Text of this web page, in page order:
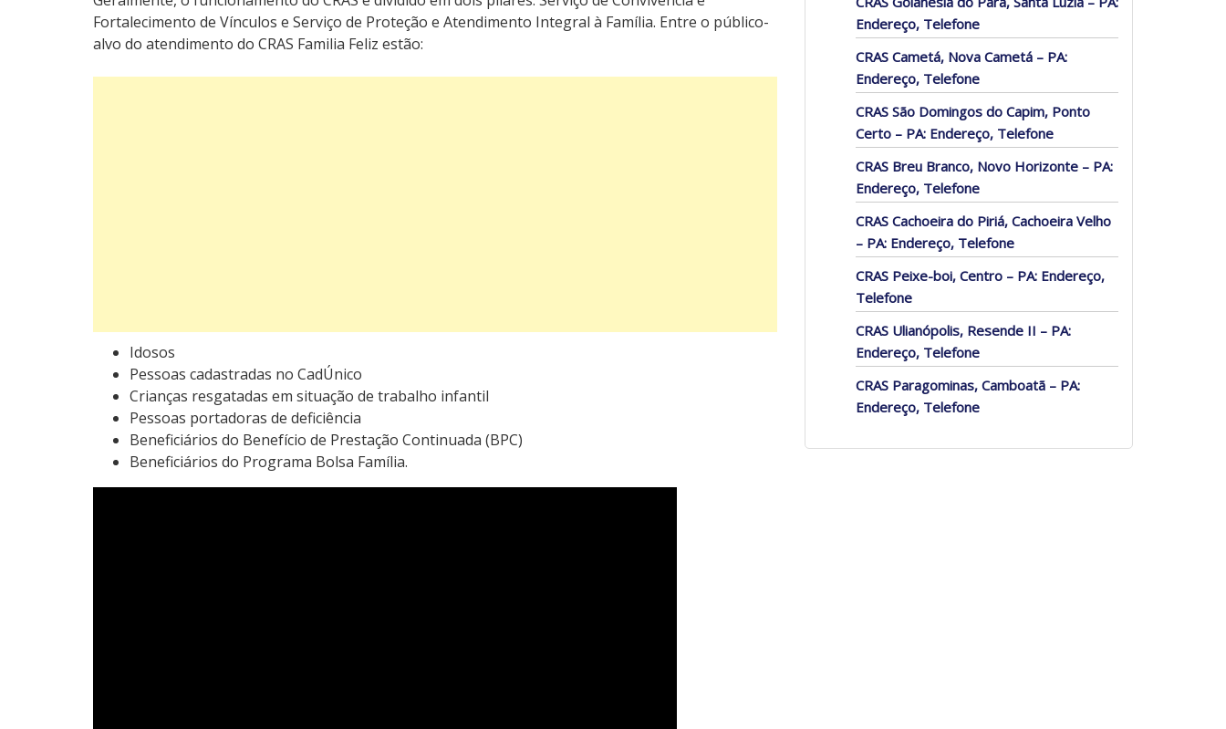
Fortalecimento de Vínculos e Serviço de Proteção e Atendimento Integral à Família. Entre o público-
alvo do atendimento do CRAS Familia Feliz estão:
Idosos
Pessoas cadastradas no CadÚnico
Crianças resgatadas em situação de trabalho infantil
Pessoas portadoras de deficiência
Beneficiários do Benefício de Prestação Continuada (BPC)
Beneficiários do Programa Bolsa Família.
Endereço, Telefone
CRAS Cametá, Nova Cametá – PA:
Endereço, Telefone
CRAS São Domingos do Capim, Ponto
Certo – PA: Endereço, Telefone
CRAS Breu Branco, Novo Horizonte – PA:
Endereço, Telefone
CRAS Cachoeira do Piriá, Cachoeira Velho
– PA: Endereço, Telefone
CRAS Peixe-boi, Centro – PA: Endereço,
Telefone
CRAS Ulianópolis, Resende II – PA:
Endereço, Telefone
CRAS Paragominas, Camboatã – PA:
Endereço, Telefone